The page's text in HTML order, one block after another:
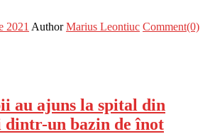
2021 Author Marius Leontiuc Comment(0)
au ajuns la spital din
dintr-un bazin de înot